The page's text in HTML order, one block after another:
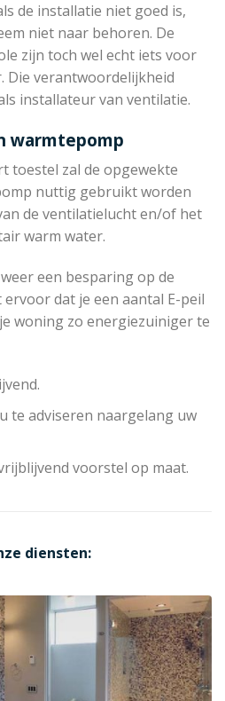
de installatie niet goed is,
niet naar behoren. De
zijn toch wel echt iets voor
Die verantwoordelijkheid
installateur van ventilatie.
warmtepomp
toestel zal de opgewekte
nuttig gebruikt worden
de ventilatielucht en/of het
warm water.
een besparing op de
dat je een aantal E-peil
woning zo energiezuiniger te
te adviseren naargelang uw
voorstel op maat.
diensten: